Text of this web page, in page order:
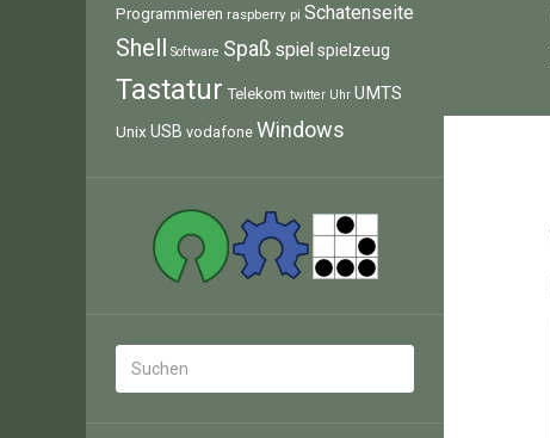
Programmieren raspberry pi Schatenseite
Shell Software Spaß spiel spielzeug
Tastatur Telekom twitter Uhr UMTS
Unix USB vodafone Windows